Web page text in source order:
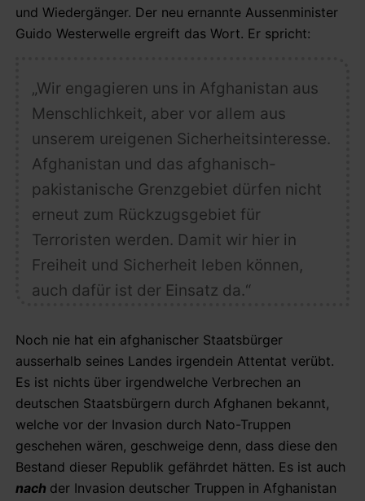
und Wiedergänger. Der neu ernannte Aussenminister
Guido Westerwelle ergreift das Wort. Er spricht:
„Wir engagieren uns in Afghanistan aus
Menschlichkeit, aber vor allem aus
unserem ureigenen Sicherheitsinteresse.
Afghanistan und das afghanisch-
pakistanische Grenzgebiet dürfen nicht
erneut zum Rückzugsgebiet für
Terroristen werden. Damit wir hier in
Freiheit und Sicherheit leben können,
auch dafür ist der Einsatz da.“
Noch nie hat ein afghanischer Staatsbürger
ausserhalb seines Landes irgendein Attentat verübt.
Es ist nichts über irgendwelche Verbrechen an
deutschen Staatsbürgern durch Afghanen bekannt,
welche vor der Invasion durch Nato-Truppen
geschehen wären, geschweige denn, dass diese den
Bestand dieser Republik gefährdet hätten. Es ist auch
nach der Invasion deutscher Truppen in Afghanistan